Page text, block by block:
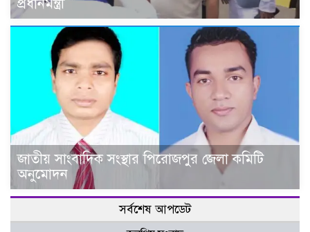
প্রধানমন্ত্রী
জাতীয় সাংবাদিক সংস্থার পিরোজপুর জেলা কমিটি
অনুমোদন
সর্বশেষ আপডেট